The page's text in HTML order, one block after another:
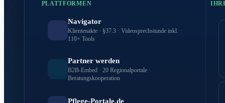
PLATTFORMEN
Navigator
Klientenakte · §37.3 · Videosprechstunde inkl. ·
110+ Tools
Partner werden
B2B-Embed · 20 Regionalportale ·
Beratungskooperation
Pflege-Portale.de